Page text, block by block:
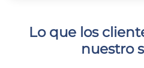
Lo que los
nuestro